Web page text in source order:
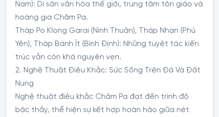
Nam): Di sản văn hóa thế giới, trung tâm tôn giáo và
hoàng gia Chăm Pa.
Tháp Po Klong Garai (Ninh Thuận), Tháp Nhạn (Phú
Yên), Tháp Bánh Ít (Bình Định): Những tuyệt tác kiến
trúc vẫn còn khá nguyên vẹn.
2. Nghệ Thuật Điêu Khắc: Sức Sống Trên Đá Và Đất
Nung
Nghệ thuật điêu khắc Chăm Pa đạt đến trình độ
bậc thầy, thể hiện sự kết hợp hoàn hảo giữa nét